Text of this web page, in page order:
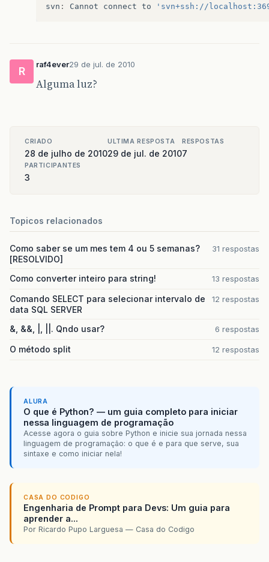
svn : Cannot connect to 'svn+ssh://
R
raf4ever29 de jul. de 2010
Alguma luz?
CRIADO
28 de julho de 2010
ULTIMA RESPOSTA
29 de jul. de 2010
RESPOSTAS
7
PARTICIPANTES
3
Topicos relacionados
Como saber se um mes tem 4 ou 5 semanas?
[RESOLVIDO]
31 respostas
Como converter inteiro para string! 13 respostas
Comando SELECT para selecionar intervalo de
data SQL SERVER
12 respostas
&, &&, |, ||. Qndo usar? 6 respostas
O método split 12 respostas
ALURA
O que é Python? — um guia completo para iniciar
nessa linguagem de programação
Acesse agora o guia sobre Python e inicie sua jornada nessa
linguagem de programação: o que é e para que serve, sua
sintaxe e como iniciar nela!
CASA DO CODIGO
Engenharia de Prompt para Devs: Um guia para
aprender a...
Por Ricardo Pupo Larguesa — Casa do Codigo